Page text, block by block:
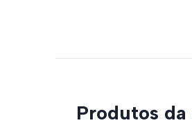
Produtos